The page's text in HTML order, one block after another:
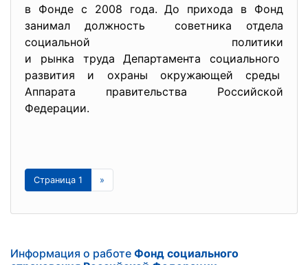
в Фонде с 2008 года. До прихода в Фонд
занимал должность советника отдела
социальной политики
и рынка труда Департамента социального
развития и охраны окружающей среды
Аппарата правительства Российской
Федерации.
Страница 1 »
Информация о работе Фонд социального